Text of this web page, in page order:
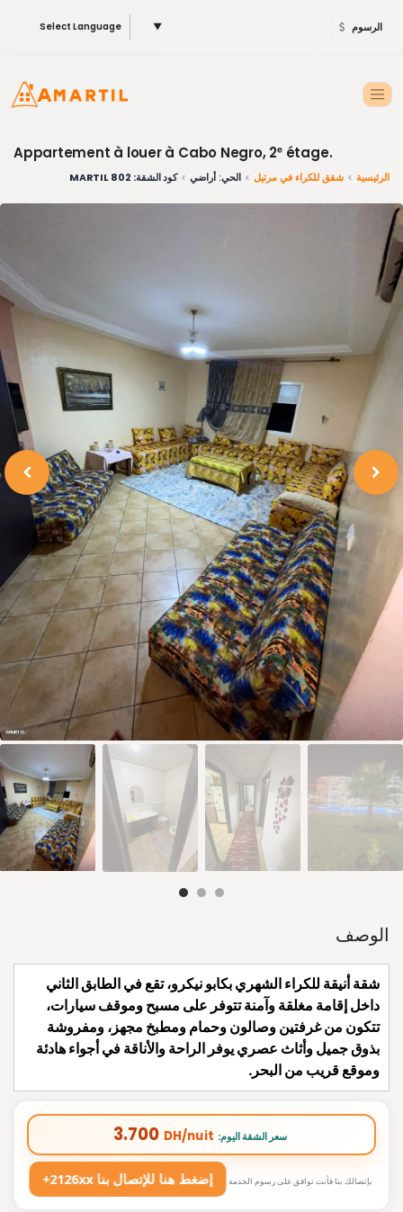
Select Language ▼ الرسوم
Appartement à louer à Cabo Negro, 2ᵉ étage.
الرئيسية شقق للكراء في مرتيل الحي: أراضي كود الشقة: 802 MARTIL
الوصف
شقة أنيقة للكراء الشهري بكابو نيكرو، تقع في الطابق الثاني
داخل إقامة مغلقة وآمنة تتوفر على مسبح وموقف سيارات،
تتكون من غرفتين وصالون وحمام ومطبخ مجهز، ومفروشة
بذوق جميل وأثاث عصري يوفر الراحة والأناقة في أجواء هادئة
وموقع قريب من البحر.
3.700 DH/nuit :سعر الشقة اليوم
+2126xx إضغط هنا للإتصال بنا بإتصالك بنا فأنت توافق على رسوم الخدمة